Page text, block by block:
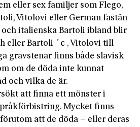
eller sex familjer som Flego,
Vitolovi eller German fastän
italienska Bartoli ibland blir
eller Bartoli ´c , Vitolovi till
gravstenar finns både slavisk
om de döda inte kunnat
och vilka de är.
att finna ett mönster i
Mycket finns
att de döda – eller deras